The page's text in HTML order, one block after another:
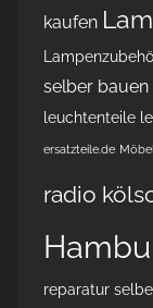
kaufen
selber bauen
leuchtenteile
ersatzteile.de
radio
reparatur